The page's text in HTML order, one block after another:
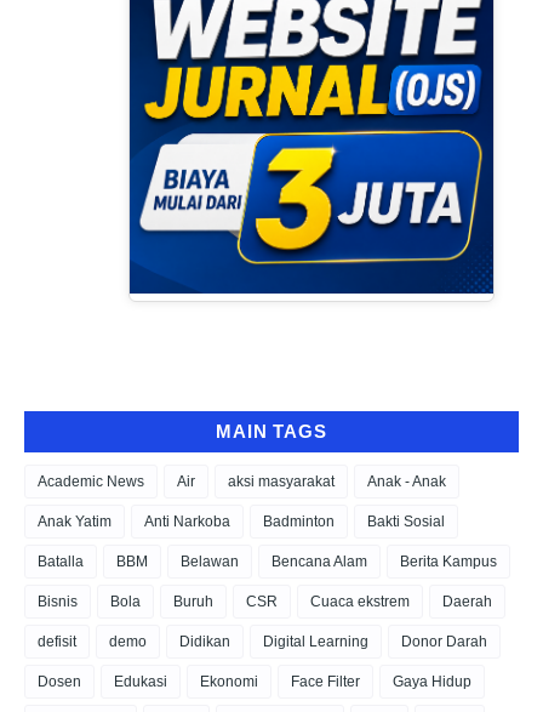
MAIN TAGS
Academic News Air aksi masyarakat Anak - Anak
Anak Yatim Anti Narkoba Badminton Bakti Sosial
Batalla BBM Belawan Bencana Alam Berita Kampus
Bisnis Bola Buruh CSR Cuaca ekstrem Daerah
defisit demo Didikan Digital Learning Donor Darah
Dosen Edukasi Ekonomi Face Filter Gaya Hidup